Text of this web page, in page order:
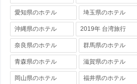
愛知県のホテル 埼玉県のホテル
沖縄県のホテル 2019年 台湾旅行
奈良県のホテル 群馬県のホテル
青森県のホテル 滋賀県のホテル
岡山県のホテル 福井県のホテル